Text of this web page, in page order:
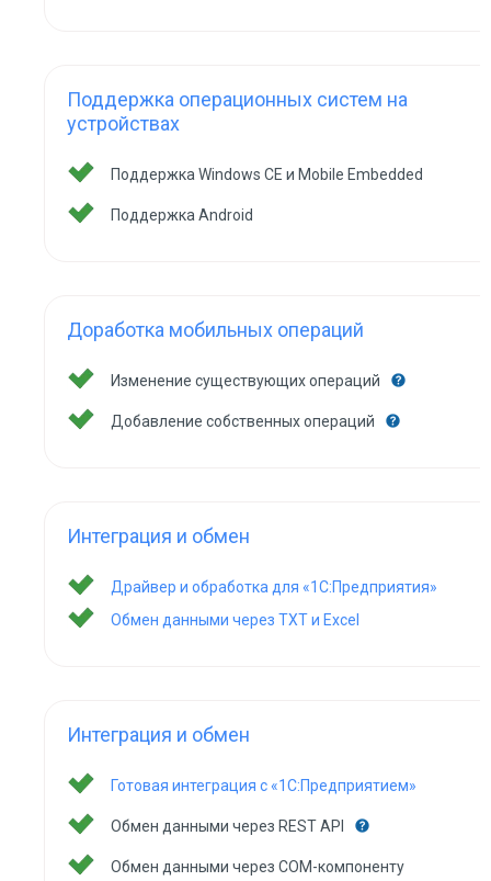
Поддержка операционных систем на
устройствах
Поддержка Windows CE и Mobile Embedded
Поддержка Android
Доработка мобильных операций
Изменение существующих операций
Добавление собственных операций
Интеграция и обмен
Драйвер и обработка для «1С:Предприятия»
Обмен данными через TXT и Excel
Интеграция и обмен
Готовая интеграция с «1С:Предприятием»
Обмен данными через REST API
Обмен данными через COM-компоненту